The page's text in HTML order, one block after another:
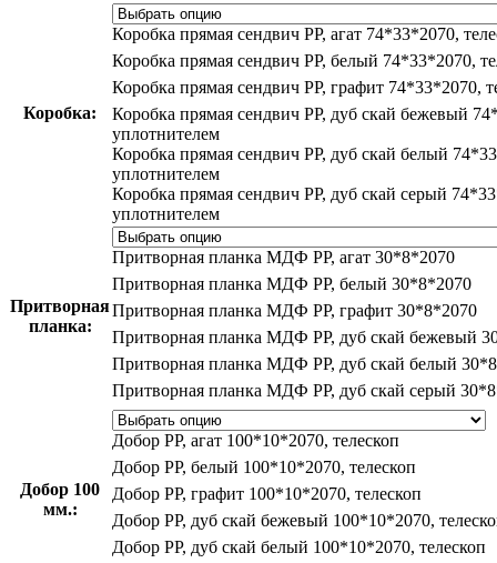
Коробка:
Коробка прямая сендвич PP, агат 74*33*2070,
Коробка прямая сендвич PP, белый 74*33*2070,
Коробка прямая сендвич PP, графит 74*33*2070,
Коробка прямая сендвич PP, дуб скай бежевый
уплотнителем
Коробка прямая сендвич PP, дуб скай белый
уплотнителем
Коробка прямая сендвич PP, дуб скай серый
уплотнителем
Притворная
планка:
Притворная планка МДФ PP, агат 30*8*2070
Притворная планка МДФ PP, белый 30*8*2070
Притворная планка МДФ PP, графит 30*8*2070
Притворная планка МДФ PP, дуб скай бежевый
Притворная планка МДФ PP, дуб скай белый
Притворная планка МДФ PP, дуб скай серый
Добор 100
мм.:
Добор PP, агат 100*10*2070, телескоп
Добор PP, белый 100*10*2070, телескоп
Добор PP, графит 100*10*2070, телескоп
Добор PP, дуб скай бежевый 100*10*2070,
Добор PP, дуб скай белый 100*10*2070, телескоп